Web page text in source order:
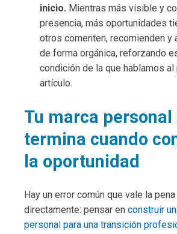
inicio. Mientras más visible y
presencia, más oportunidades
otros comenten, recomienden y
de forma orgánica, reforzando
condición de la que hablamos al
artículo.
Tu marca personal
termina cuando
la oportunidad
Hay un error común que vale la
directamente: pensar en construir
personal para una transición